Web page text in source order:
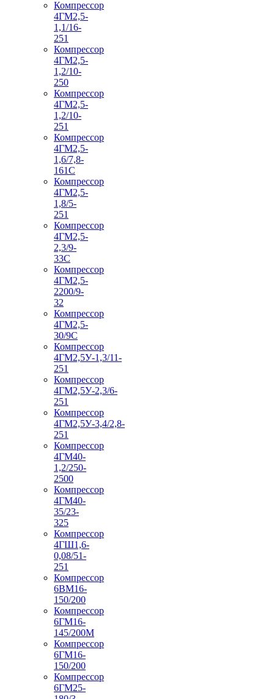
Компрессор
4ГМ2,5-
1,1/16-
251
Компрессор
4ГМ2,5-
1,2/10-
250
Компрессор
4ГМ2,5-
1,2/10-
251
Компрессор
4ГМ2,5-
1,6/7,8-
161С
Компрессор
4ГМ2,5-
1,8/5-
251
Компрессор
4ГМ2,5-
2,3/9-
33С
Компрессор
4ГМ2,5-
2200/9-
32
Компрессор
4ГМ2,5-
30/9С
Компрессор
4ГМ2,5У-1,3/11-
251
Компрессор
4ГМ2,5У-2,3/6-
251
Компрессор
4ГМ2,5У-3,4/2,8-
251
Компрессор
4ГМ40-
1,2/250-
2500
Компрессор
4ГМ40-
35/23-
325
Компрессор
4ГШ1,6-
0,08/51-
251
Компрессор
6ВМ16-
150/200
Компрессор
6ГМ16-
145/200М
Компрессор
6ГМ16-
150/200
Компрессор
6ГМ25-